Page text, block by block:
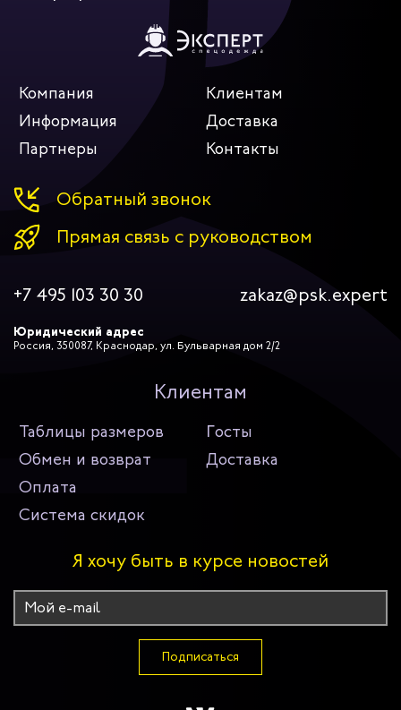
Компания
Клиентам
Информация
Доставка
Партнеры
Контакты
Обратный звонок
Прямая связь с руководством
+7 495 103 30 30 zakaz@psk.expert
Юридический адрес
Россия, 350087, Краснодар, ул. Бульварная дом 2/2
Клиентам
Таблицы размеров
Госты
Обмен и возврат
Доставка
Оплата
Система скидок
Я хочу быть в курсе новостей
Подписаться